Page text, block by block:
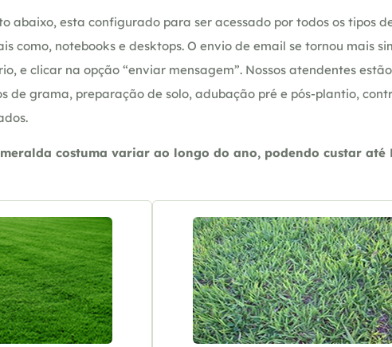
abaixo, esta configurado para ser acessado por todos os tipos
como, notebooks e desktops. O envio de email se tornou mais
e clicar na opção “enviar mensagem”. Nossos atendentes
de grama, preparação de solo, adubação pré e pós-plantio,
costuma variar ao longo do ano, podendo custar até